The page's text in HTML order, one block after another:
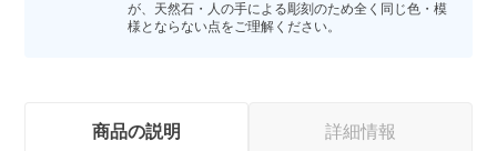
が、天然石・人の手による彫刻のため全く同じ色・模
様とならない点をご理解ください。
商品の説明 詳細情報